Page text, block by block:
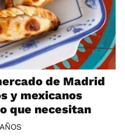
de Madrid
y mexicanos
que necesitan